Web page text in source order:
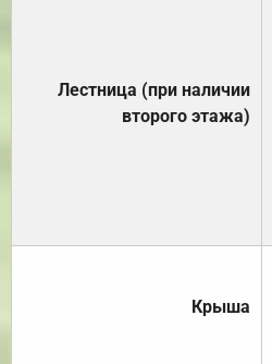
Лестница (при наличии
второго этажа)
Крыша